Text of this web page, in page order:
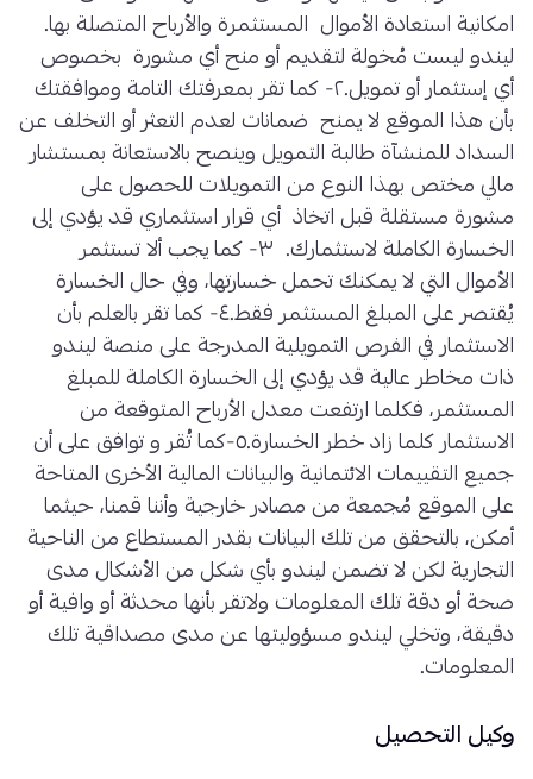
امكانية استعادة الأموال المستثمرة والأرباح المتصلة بها.
ليندو ليست مُخولة لتقديم أو منح أي مشورة بخصوص
أي إستثمار أو تمويل.٢- كما تقر بمعرفتك التامة وموافقتك
بأن هذا الموقع لا يمنح ضمانات لعدم التعثر أو التخلف عن
السداد للمنشآة طالبة التمويل وينصح بالاستعانة بمستشار
مالي مختص بهذا النوع من التمويلات للحصول على
مشورة مستقلة قبل اتخاذ أي قرار استثماري قد يؤدي إلى
الخسارة الكاملة لاستثمارك. ٣- كما يجب ألا تستثمر
الأموال التي لا يمكنك تحمل خسارتها، وفي حال الخسارة
يُقتصر على المبلغ المستثمر فقط.٤- كما تقر بالعلم بأن
الاستثمار في الفرص التمويلية المدرجة على منصة ليندو
ذات مخاطر عالية قد يؤدي إلى الخسارة الكاملة للمبلغ
المستثمر، فكلما ارتفعت معدل الأرباح المتوقعة من
الاستثمار كلما زاد خطر الخسارة.٥-كما تُقر و توافق على أن
جميع التقييمات الائتمانية والبيانات المالية الأخرى المتاحة
على الموقع مُجمعة من مصادر خارجية وأننا قمنا، حيثما
أمكن، بالتحقق من تلك البيانات بقدر المستطاع من الناحية
التجارية لكن لا تضمن ليندو بأي شكل من الأشكال مدى
صحة أو دقة تلك المعلومات ولاتقر بأنها محدثة أو وافية أو
دقيقة، وتخلي ليندو مسؤوليتها عن مدى مصداقية تلك
المعلومات.
وكيل التحصيل